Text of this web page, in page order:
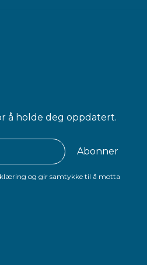
å holde deg oppdatert.
og gir samtykke til å motta